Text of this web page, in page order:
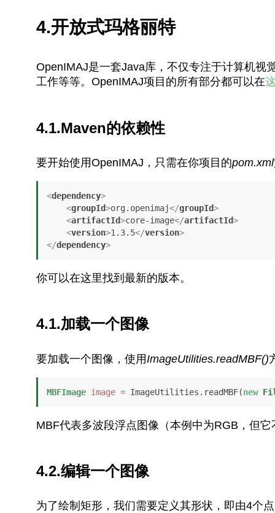
4.开放式玛格丽特
OpenIMAJ是一套Java库，不仅专注于计算机视
工作等等。OpenIMAJ项目的所有部分都可以在
4.1.Maven的依赖性
要开始使用OpenIMAJ，只需在你项目的pom.xml
<dependency>
<groupId>org.openimaj</groupId>
<artifactId>core-image</artifactId>
<version>1.3.5</version>
</dependency>
你可以在这里找到最新的版本。
4.1.加载一个图像
要加载一个图像，使用 ImageUtilities.readMBF()
MBFImage image = ImageUtilities.readMBF(new
MBF代表多波段浮点图像（本例中为RGB，但
4.2.编辑一个图像
为了绘制矩形，我们需要定义其形状，即由4个